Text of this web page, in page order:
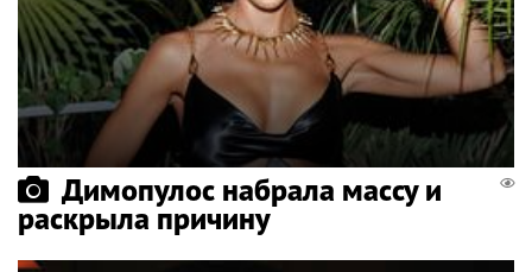
Димопулос набрала массу и
раскрыла причину